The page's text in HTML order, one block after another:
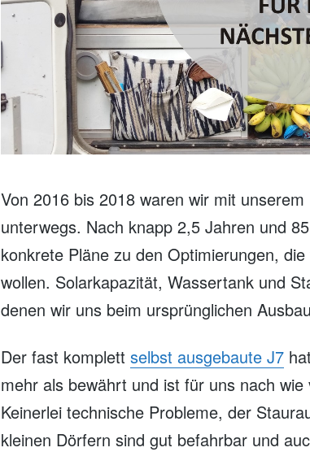
Von 2016 bis 2018 waren wir mit
unterwegs. Nach knapp 2,5 Jahren und
konkrete Pläne zu den Optimierungen,
wollen. Solarkapazität, Wassertank und
denen wir uns beim ursprünglichen
Der fast komplettselbst ausgebaute J7
mehr als bewährt und ist für uns nach
Keinerlei technische Probleme, der
kleinen Dörfern sind gut befahrbar und